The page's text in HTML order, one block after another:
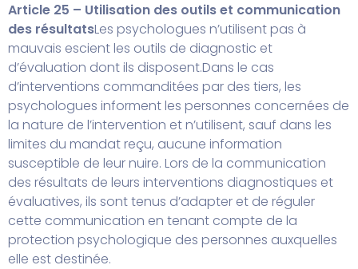
Article 25 – Utilisation des outils et communication
des résultatsLes psychologues n’utilisent pas à
mauvais escient les outils de diagnostic et
d’évaluation dont ils disposent.Dans le cas
d’interventions commanditées par des tiers, les
psychologues informent les personnes concernées de
la nature de l’intervention et n’utilisent, sauf dans les
limites du mandat reçu, aucune information
susceptible de leur nuire. Lors de la communication
des résultats de leurs interventions diagnostiques et
évaluatives, ils sont tenus d’adapter et de réguler
cette communication en tenant compte de la
protection psychologique des personnes auxquelles
elle est destinée.